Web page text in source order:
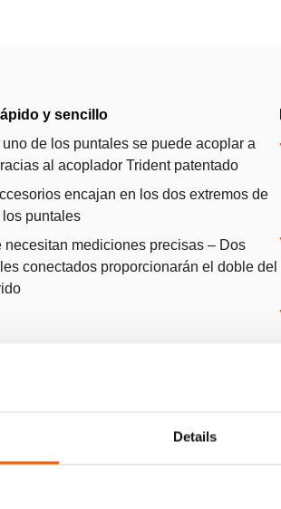
Details
y sencillo
de los puntales se puede acoplar a
al acoplador Trident patentado
encajan en los dos extremos de
puntales
necesitan mediciones precisas – Dos
conectados proporcionarán el doble del
Mostrar más